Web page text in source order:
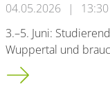
04.05.2026 |
3.–5. Juni:
Wuppertal und
Gastgeber*innen